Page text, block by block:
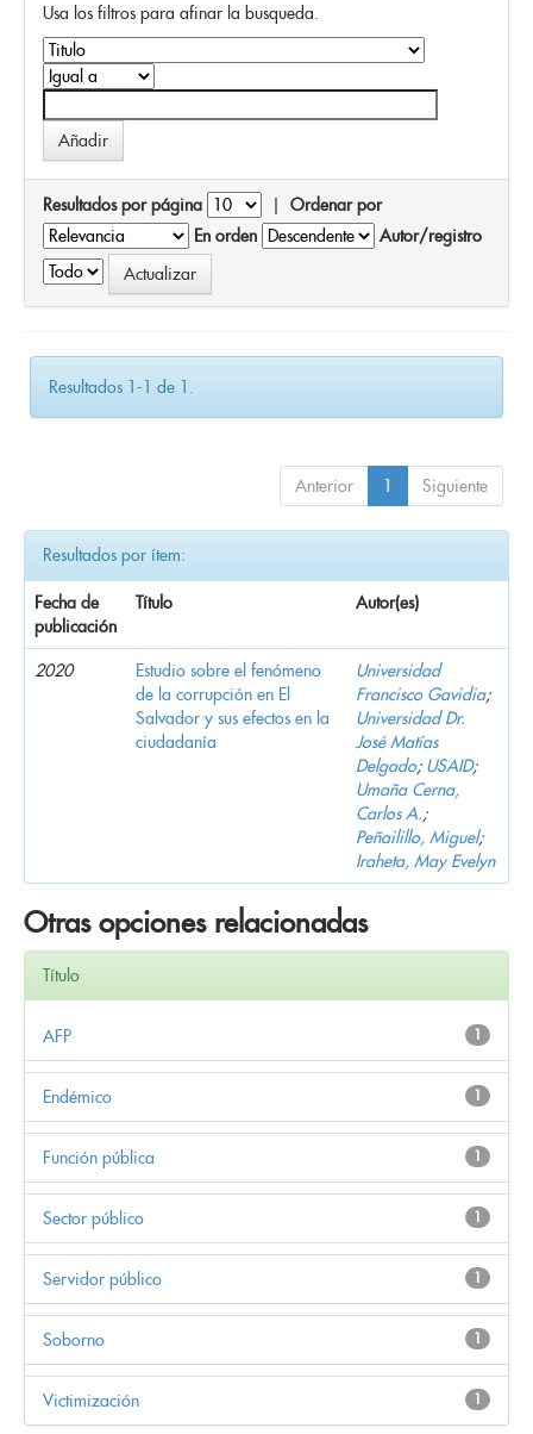
Usa los filtros para afinar la busqueda.
Resultados por página | Ordenar por
En orden
Autor/registro
Resultados 1-1 de 1.
Anterior 1 Siguiente
Resultados por ítem:
Fecha de
publicación
Título Autor(es)
2020
Estudio sobre el fenómeno
de la corrupción en El
Salvador y sus efectos en la
ciudadanía
Universidad
Francisco Gavidia;
Universidad Dr.
José Matías
Delgado; USAID;
Umaña Cerna,
Carlos A.;
Peñailillo, Miguel;
Iraheta, May Evelyn
Otras opciones relacionadas
Título
1
AFP
1
Endémico
1
Función pública
1
Sector público
1
Servidor público
1
Soborno
1
Victimización